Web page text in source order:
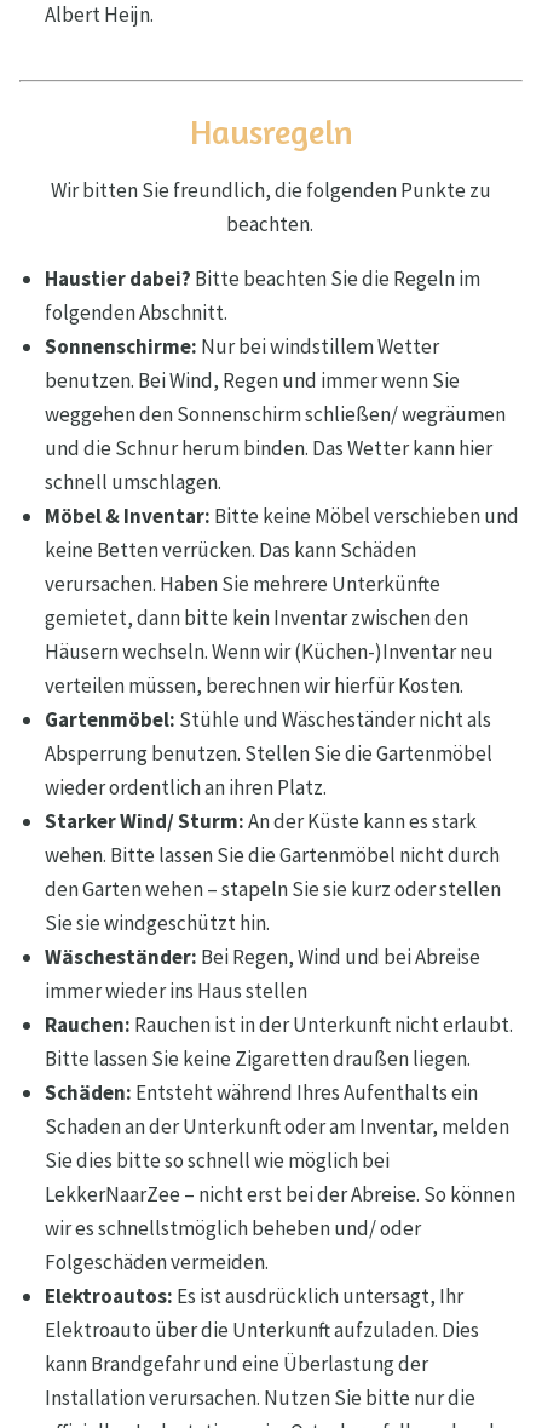
Albert Heijn.
Hausregeln
Wir bitten Sie freundlich, die folgenden Punkte zu
beachten.
Haustier dabei? Bitte beachten Sie die Regeln im
folgenden Abschnitt.
Sonnenschirme: Nur bei windstillem Wetter
benutzen. Bei Wind, Regen und immer wenn Sie
weggehen den Sonnenschirm schließen/ wegräumen
und die Schnur herum binden. Das Wetter kann hier
schnell umschlagen.
Möbel & Inventar: Bitte keine Möbel verschieben und
keine Betten verrücken. Das kann Schäden
verursachen. Haben Sie mehrere Unterkünfte
gemietet, dann bitte kein Inventar zwischen den
Häusern wechseln. Wenn wir (Küchen-)Inventar neu
verteilen müssen, berechnen wir hierfür Kosten.
Gartenmöbel: Stühle und Wäscheständer nicht als
Absperrung benutzen. Stellen Sie die Gartenmöbel
wieder ordentlich an ihren Platz.
Starker Wind/ Sturm:An der Küste kann es stark
wehen. Bitte lassen Sie die Gartenmöbel nicht durch
den Garten wehen – stapeln Sie sie kurz oder stellen
Sie sie windgeschützt hin.
Wäscheständer: Bei Regen, Wind und bei Abreise
immer wieder ins Haus stellen
Rauchen: Rauchen ist in der Unterkunft nicht erlaubt.
Bitte lassen Sie keine Zigaretten draußen liegen.
Schäden: Entsteht während Ihres Aufenthalts ein
Schaden an der Unterkunft oder am Inventar, melden
Sie dies bitte so schnell wie möglich bei
LekkerNaarZee – nicht erst bei der Abreise. So können
wir es schnellstmöglich beheben und/ oder
Folgeschäden vermeiden.
Elektroautos: Es ist ausdrücklich untersagt, Ihr
Elektroauto über die Unterkunft aufzuladen. Dies
kann Brandgefahr und eine Überlastung der
Installation verursachen. Nutzen Sie bitte nur die